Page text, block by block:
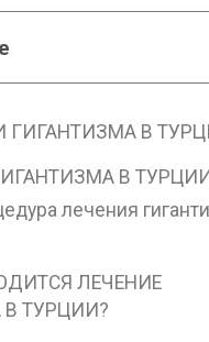
ГИГАНТИЗМА В
В
лечения
ЛЕЧЕНИЕ
ТУРЦИИ?